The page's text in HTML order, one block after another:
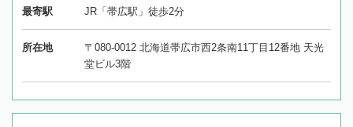
最寄駅 JR「帯広駅」徒歩2分
所在地
〒080-0012 北海道帯広市西2条南11丁目12番地 天光
堂ビル3階